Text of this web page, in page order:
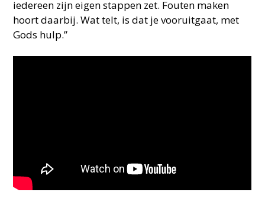
iedereen zijn eigen stappen zet. Fouten maken
hoort daarbij. Wat telt, is dat je vooruitgaat, met
Gods hulp.”